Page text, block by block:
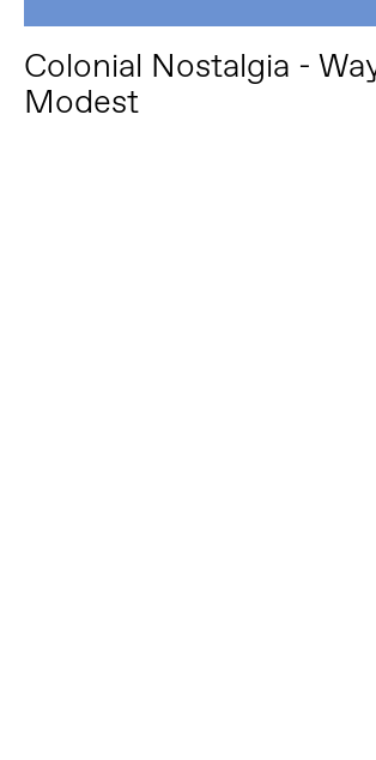
Colonial Nostalgia -
Modest